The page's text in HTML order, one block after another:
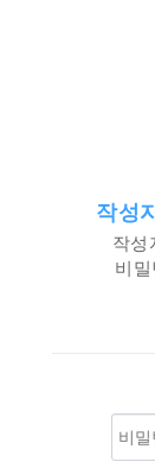
작성
작성
비